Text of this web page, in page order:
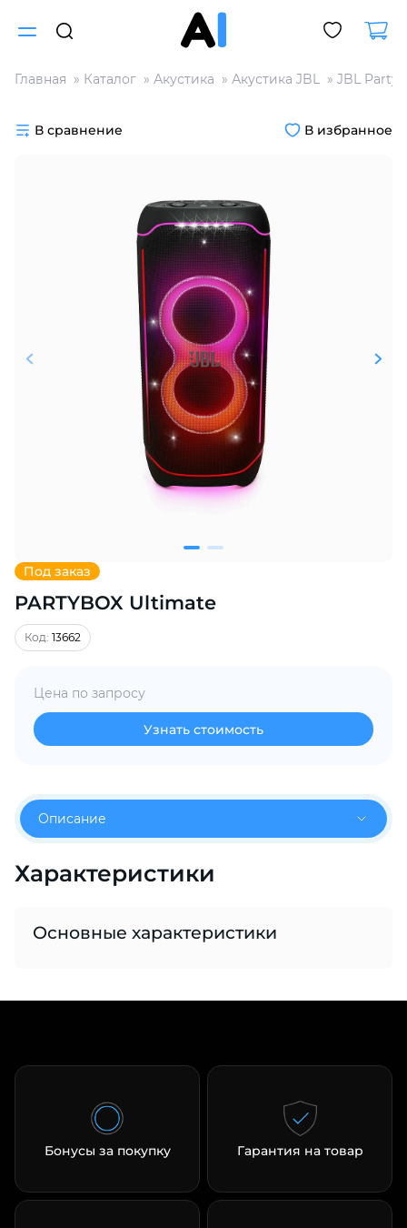
Главная Каталог Акустика Акустика JBL JBL
Под заказ
PARTYBOX Ultimate
Код: 13662
Цена по запросу
Узнать стоимость
В сравнение В избранное
Описание
Характеристики
Основные характеристики
Бонусы за покупку Гарантия на товар
Для клиентов всех банков
Разбейте
без переплат
График платежей
25
Добавляйте товары
% картой любого банка
Получайте товар
выбранный способом
списываться
каждые 2 недели
Подробнее
об оплате Плайтом
недели
Остались вопросы?